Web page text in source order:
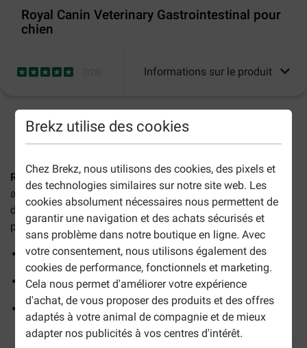
Brekz utilise des cookies
Chez Brekz, nous utilisons des cookies, des pixels et
des technologies similaires sur notre site web. Les
cookies absolument nécessaires nous permettent de
garantir une navigation et des achats sécurisés et
sans problème dans notre boutique en ligne. Avec
votre consentement, nous utilisons également des
cookies de performance, fonctionnels et marketing.
Cela nous permet d'améliorer votre expérience
d'achat, de vous proposer des produits et des offres
adaptés à votre animal de compagnie et de mieux
adapter nos publicités à vos centres d'intérêt.
Royal Canin Veterinary Gastrointestinal pour
chien
Informations sur le produit
2-5 jours ouvrables estimés, sauf indication contraire.
Royal Canin Veterinary Gastrointestinal pour chienest un
aliment vétérinaire complet pour chiens de toutes races et
de tous âges souffrant de problèmes digestifs, en
particulier de malabsorption intestinale.
Favorise la digestion
Aliment très digeste
Haute teneur énergétique